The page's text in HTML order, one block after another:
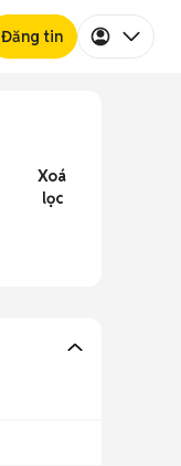
Đăng tin
Xoá
lọc